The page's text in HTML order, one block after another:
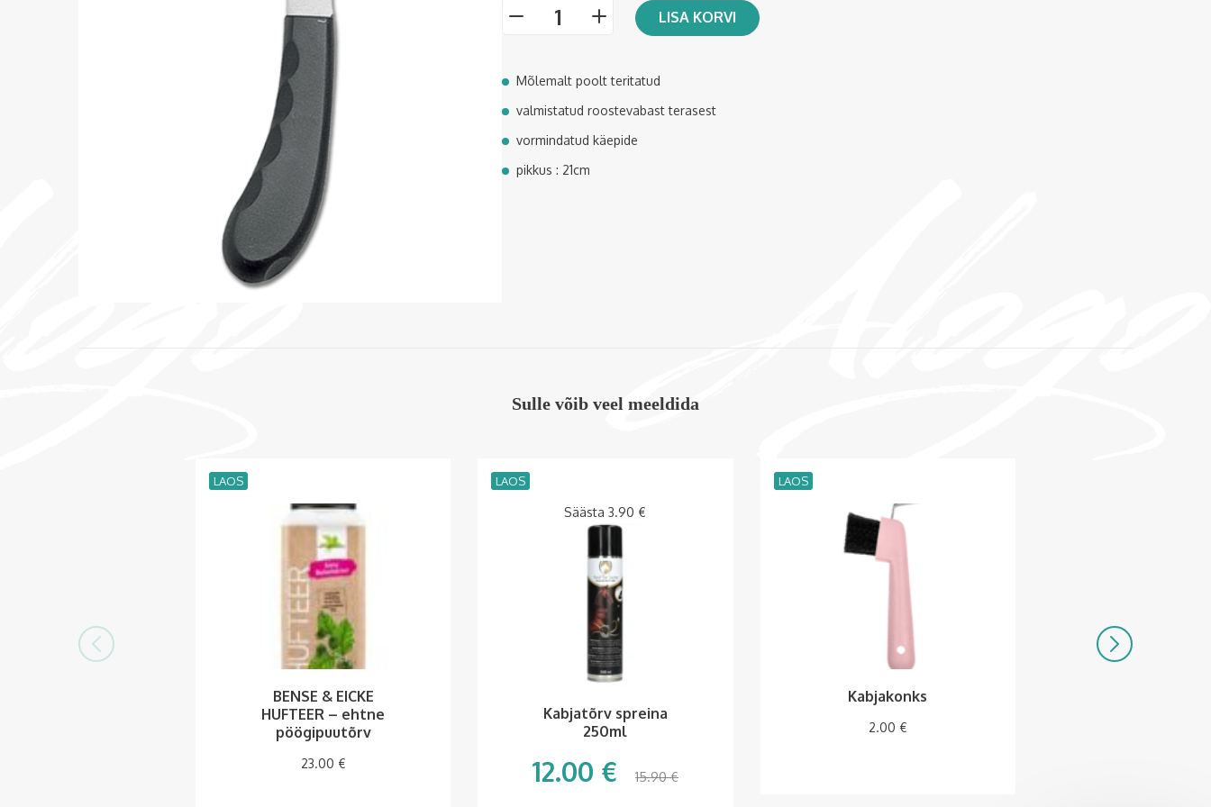
- + LISA KORVI
Mõlemalt poolt teritatud
valmistatud roostevabast terasest
vormindatud käepide
pikkus : 21cm
Sulle võib veel meeldida
BENSE & EICKE
HUFTEER – ehtne
pöögipuutõrv
23.00 €
LAOS
Säästa3.90 €
Kabjatõrv spreina
250ml
12.00 € 15.90€
LAOS
Kabjakonks
2.00 €
LAOS